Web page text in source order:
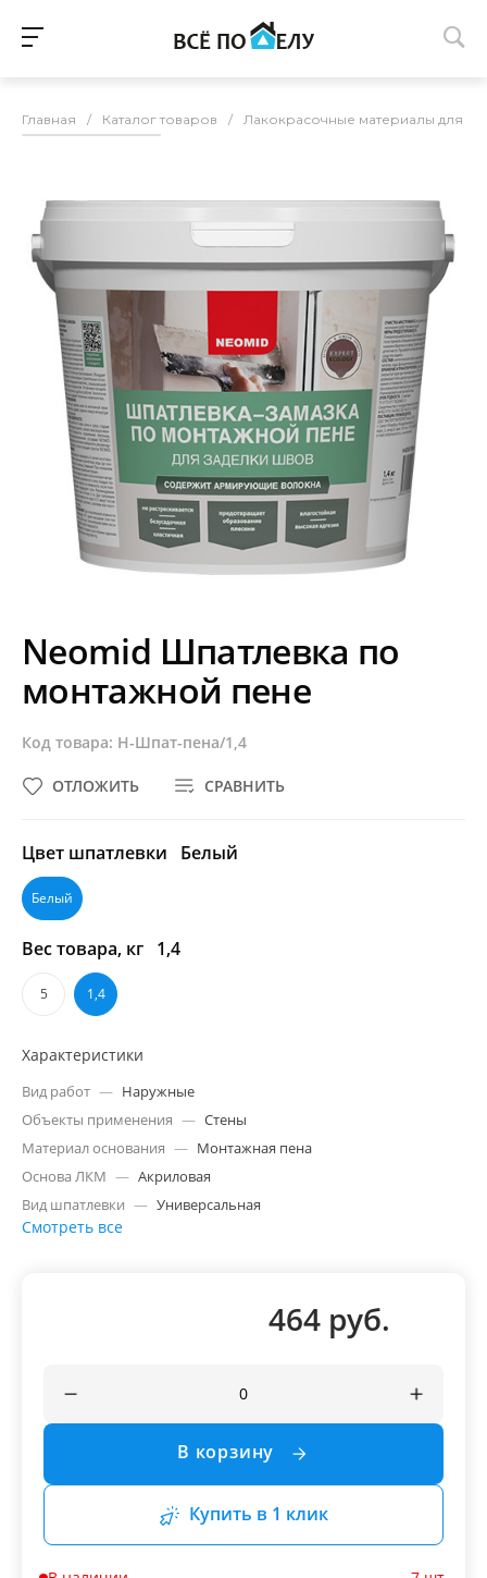
Главная / Каталог товаров / Лакокрасочные материалы для
Neomid Шпатлевка по
монтажной пене
Код товара: Н-Шпат-пена/1,4
СРАВНИТЬ
ОТЛОЖИТЬ
Цвет шпатлевки Белый
Белый
Вес товара, кг 1,4
5 1,4
Характеристики
Вид работ — Наружные
Объекты применения — Стены
Материал основания — Монтажная пена
Основа ЛКМ — Акриловая
Вид шпатлевки — Универсальная
Смотреть все
464 руб.
В корзину
Купить в 1 клик